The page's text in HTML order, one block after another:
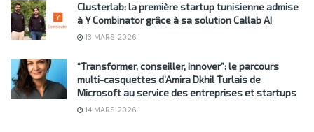
Clusterlab: la première startup tunisienne admise
à Y Combinator grâce à sa solution Callab AI
13 MARS 2026
“Transformer, conseiller, innover”: le parcours
multi-casquettes d’Amira Dkhil Turlais de
Microsoft au service des entreprises et startups
14 MARS 2026